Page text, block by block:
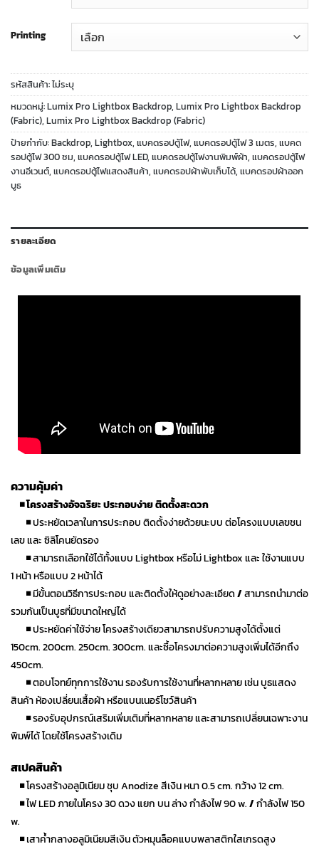
Printing
รหัสสินค้า:ไม่ระบุ
หมวดหมู่:Lumix Pro Lightbox Backdrop, Lumix Pro Lightbox Backdrop
(Fabric), Lumix Pro Lightbox Backdrop (Fabric)
ป้ายกำกับ:Backdrop, Lightbox, แบคดรอปตู้ไฟ, แบคดรอปตู้ไฟ 3 เมตร, แบคด
รอปตู้ไฟ 300 ซม, แบคดรอปตู้ไฟ LED, แบคดรอปตู้ไฟงานพิมพ์ผ้า, แบคดรอปตู้ไฟ
งานอีเวนต์, แบคดรอปตู้ไฟแสดงสินค้า, แบคดรอปผ้าพับเก็บได้, แบคดรอปผ้าออก
บูธ
รายละเอียด
ข้อมูลเพิ่มเติม
ความคุ้มค่า
◾โครงสร้างอัจฉริยะ ประกอบง่าย ติดตั้งสะดวก
◾ประหยัดเวลาในการประกอบ ติดตั้งง่ายด้วยนะบบ ต่อโครงแบบเลขชน
เลข และ ซิลิโคนยัดรอง
◾สามารถเลือกใช้ได้ทั้งแบบ Lightbox หรือไม่ Lightbox และ ใช้งานแบบ
1 หน้า หรือแบบ 2 หน้าได้
◾มีขั้นตอนวิธีการประกอบ และติดตั้งให้ดูอย่างละเอียด/สามารถนำมาต่อ
รวมกันเป็นบูธที่มีขนาดใหญ่ได้
◾ประหยัดค่าใช้จ่าย โครงสร้างเดียวสามารถปรับความสูงได้ตั้งแต่
150cm. 200cm. 250cm. 300cm. และซื้อโครงมาต่อความสูงเพิ่มได้อีกถึง
450cm.
◾ตอบโจทย์ทุกการใช้งาน รองรับการใช้งานที่หลากหลาย เช่น บูธแสดง
สินค้า ห้องเปลี่ยนเสื้อผ้า หรือแบนเนอร์โชว์สินค้า
◾รองรับอุปกรณ์เสริมเพิ่มเติมที่หลากหลาย และสามารถเปลี่ยนเฉพาะงาน
พิมพ์ได้ โดยใช้โครงสร้างเดิม
สเปคสินค้า
◾โครงสร้างอลูมิเนียม ชุบ Anodize สีเงิน หนา 0.5 cm. กว้าง 12 cm.
◾ไฟ LED ภายในโครง 30 ดวง แยก บน ล่าง กำลังไฟ 90 w. /กำลังไฟ 150
w.
◾เสาค้ำกลางอลูมิเนียมสีเงิน ตัวหมุนล็อคแบบพลาสติกใสเกรดสูง